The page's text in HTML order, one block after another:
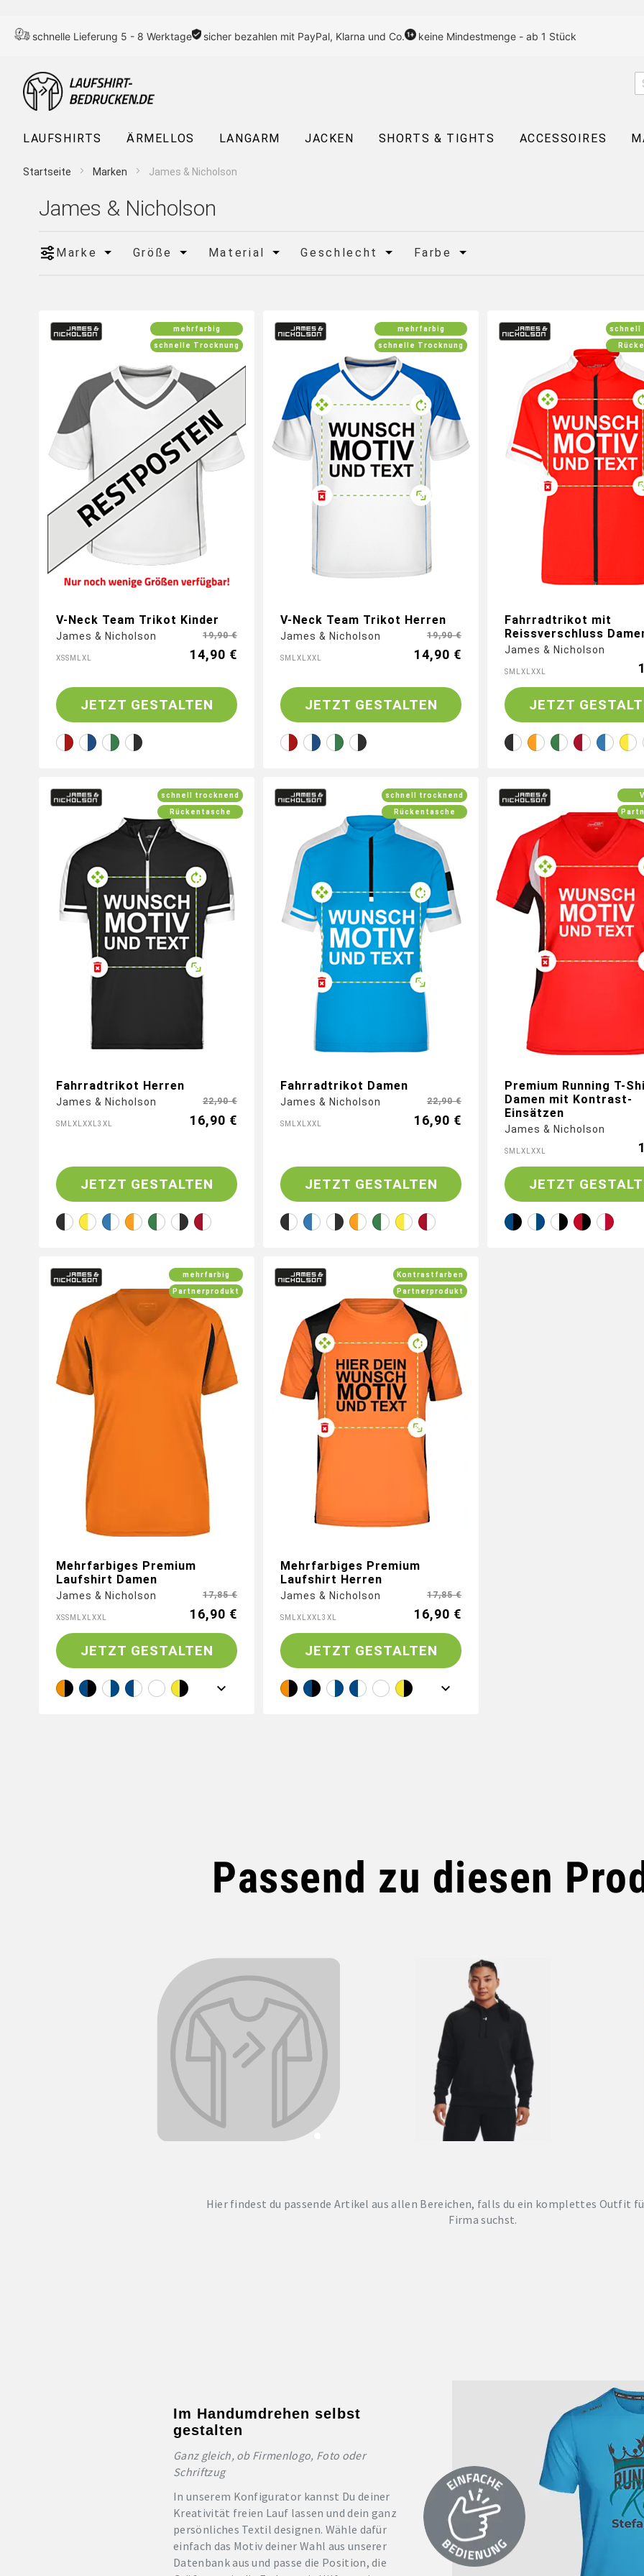
schnelle Lieferung 5 - 8 Werktage sicher bezahlen mit PayPal, Klarna und Co. keine Mindestmenge - ab 1 Stück
LAUFSHIRTS ÄRMELLOS LANGARM JACKEN SHORTS & TIGHTS ACCESSOIRES
Startseite Marken James & Nicholson
James & Nicholson
Marke Größe Material Geschlecht Farbe
V-Neck Team Trikot Kinder
James & Nicholson
XSS M XL
19,90 €
14,90 €
Bedrucke jetzt dein Laufshirt mit
deinem eigenen Logo
JETZT GESTALTEN
mehrfarbig
schnelle Trocknung
V-Neck Team Trikot Herren
James & Nicholson
S M XL XXL
19,90 €
14,90 €
Personalisiertes Design mit
eigenem Logo auf Ärmeln,
Vorderseite und Rückseite
JETZT GESTALTEN
mehrfarbig
schnelle Trocknung
Fahrradtrikot mit
Reissverschluss
James & Nicholson
S M XL XXL
Gestalte jetzt dein
individuellen Logos und
JETZT
schnell
Fahrradtrikot Herren
James & Nicholson
S M XL XXL 3XL
22,90 €
16,90 €
Gestalte jetzt dein Radtrikot mit
individuellen Logos und Motiven
JETZT GESTALTEN
schnell trocknend
Rückentasche
Fahrradtrikot Damen
James & Nicholson
S M XL XXL
22,90 €
16,90 €
Gestalte jetzt dein Radtrikot mit
individuellem Logo und Motiven
JETZT GESTALTEN
schnell trocknend
Rückentasche
Premium Running T-
Damen mit Kontrast-
Einsätzen
James & Nicholson
S M XL XXL
Gestalte jetzt dein
eigenem Logo auf
JETZT
Mehrfarbiges Premium
Laufshirt Damen
James & Nicholson
XSS M XL XXL
17,85 €
16,90 €
Gestalte jetzt dein Shirt mit
eigenem Logo auf Ärmeln, Vorder-
JETZT GESTALTEN
mehrfarbig
Partnerprodukt
Mehrfarbiges Premium
Laufshirt Herren
James & Nicholson
S M XL XXL 3XL
17,85 €
16,90 €
Großflächig drucken auf
Vorderseite, Rückseite, Ärmel (b)
JETZT GESTALTEN
Kontrastfarben
Partnerprodukt
Passend zu diesen
Hier findest du passende Artikel aus allen Bereichen, falls du ein komplettes Outfit
Firma suchst.
Im Handumdrehen selbst
gestalten
Ganz gleich, ob Firmenlogo, Foto oder
Schriftzug
In unserem Konfigurator kannst Du deiner
Kreativität freien Lauf lassen und dein ganz
persönliches Textil designen. Wähle dafür
einfach das Motiv deiner Wahl aus unserer
Datenbank aus und passe die Position, die